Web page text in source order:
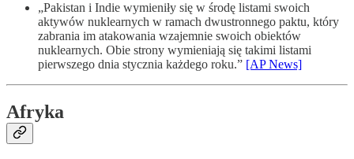
„Pakistan i Indie wymieniły się w środę listami swoich
aktywów nuklearnych w ramach dwustronnego paktu, który
zabrania im atakowania wzajemnie swoich obiektów
nuklearnych. Obie strony wymieniają się takimi listami
pierwszego dnia stycznia każdego roku.” [AP News]
Afryka